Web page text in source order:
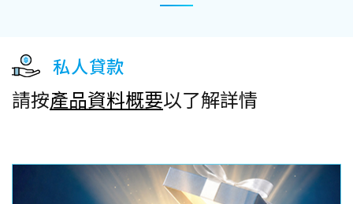
私人貸款
請按產品資料概要以了解詳情